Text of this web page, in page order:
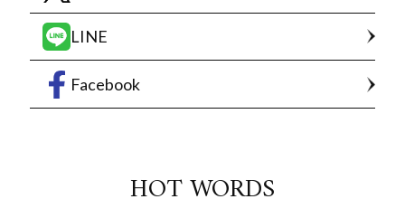
LINE
Facebook
HOT WORDS